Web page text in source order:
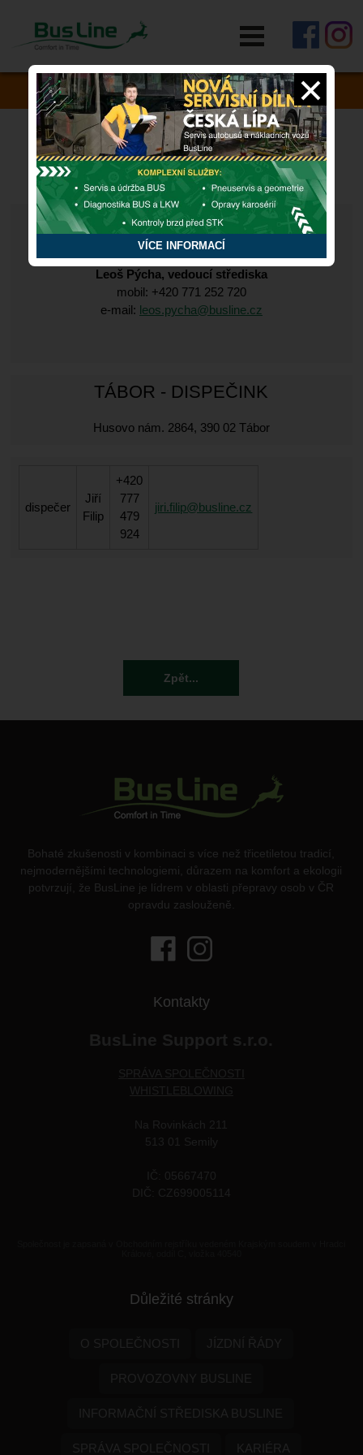
VÍCE INFORMACÍ
RYCHLÁ POMOC
Zapomněli jste si něco v autobusu?
JIHOČESKÝ KRAJ
TÁBOR
Husovo nám. 2864, 390 02 Tábor
Leoš Pýcha, vedoucí střediska
mobil: +420 771 252 720
e-mail: leos.pycha@busline.cz
TÁBOR - DISPEČINK
Husovo nám. 2864, 390 02 Tábor
dispečer
Jiří
Filip
+420
777
479
924
jiri.filip@busline.cz
Zpět...
Bohaté zkušenosti v kombinaci s více než třicetiletou tradicí,
nejmodernějšími technologiemi, důrazem na komfort a ekologii
potvrzují, že BusLine je lídrem v oblasti přepravy osob v ČR
opravdu zaslouženě.
Kontakty
Důležité stránky
O SPOLEČNOSTI JÍZDNÍ ŘÁDY
PROVOZOVNY BUSLINE
INFORMAČNÍ STŘEDISKA BUSLINE
SPRÁVA SPOLEČNOSTI KARIÉRA